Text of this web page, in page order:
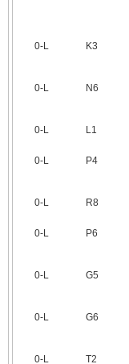
0‑L
K3
0‑L
N6
0‑L
L1
0‑L
P4
0‑L
R8
0‑L
P6
0‑L
G5
0‑L
G6
0‑L
T2